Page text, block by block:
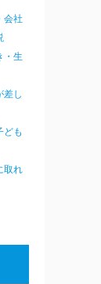
会社
・生
差し
ども
取れ